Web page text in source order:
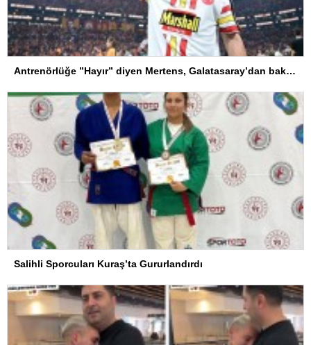
Antrenörlüğe ”Hayır” diyen Mertens, Galatasaray’dan bakın ne istedi
Salihli Sporcuları Kuraş’ta Gururlandırdı